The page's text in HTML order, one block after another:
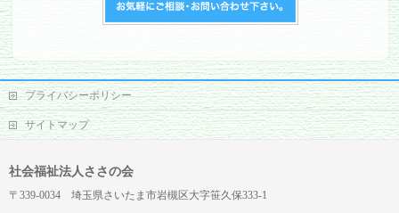
プライバシーポリシー
サイトマップ
社会福祉法人ささの会
〒339-0034 埼玉県さいたま市岩槻区大字笹久保333-1